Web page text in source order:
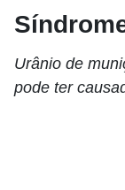
Urânio de
pode ter